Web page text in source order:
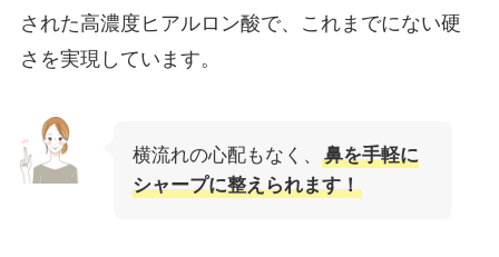
された高濃度ヒアルロン酸で、これまでにない硬
さを実現しています。
横流れの心配もなく、
鼻を手軽に
シャープに整えられます！